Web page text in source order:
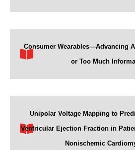
Consumer Wearables—Advancing
or Too Much
Unipolar Voltage Mapping to
Ventricular Ejection Fraction in
Nonischemic